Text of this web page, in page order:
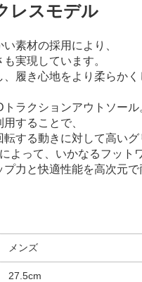
レスモデル
素材の採用により、
実現しています。
履き心地をより柔らかく
ラクションアウトソール
することで、
する動きに対して高いグ
よって、いかなるフット
力と快適性能を高次元で
メンズ
27.5cm